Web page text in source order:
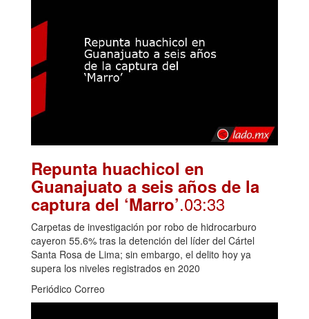
Repunta huachicol en
Guanajuato a seis años de la
captura del ‘Marro’.03:33
Carpetas de investigación por robo de hidrocarburo
cayeron 55.6% tras la detención del líder del Cártel
Santa Rosa de Lima; sin embargo, el delito hoy ya
supera los niveles registrados en 2020
Periódico Correo